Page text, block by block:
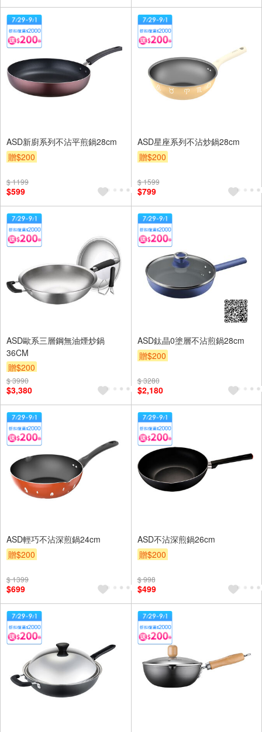
ASD新廚系列不沾平煎鍋28cm
贈$200
$ 1199
$599
ASD星座系列不沾炒鍋28cm
贈$200
$ 1599
$799
ASD歐系三層鋼無油煙炒鍋
36CM
贈$200
$ 3990
$3,380
ASD鈦晶0塗層不沾煎鍋28cm
贈$200
$ 3280
$2,180
ASD輕巧不沾深煎鍋24cm
贈$200
$ 1399
$699
ASD不沾深煎鍋26cm
贈$200
$ 998
$499